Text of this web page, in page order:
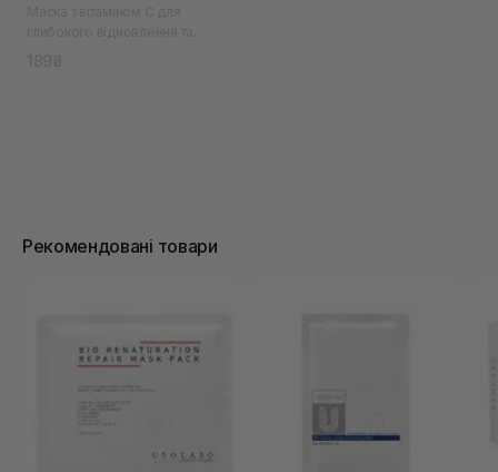
Рекомендовані товари